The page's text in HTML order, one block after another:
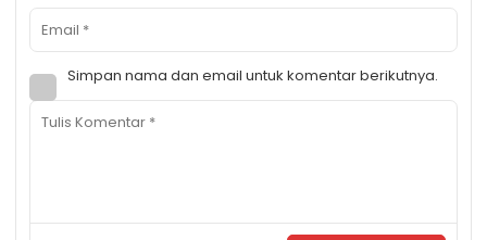
Simpan nama dan email untuk komentar berikutnya.